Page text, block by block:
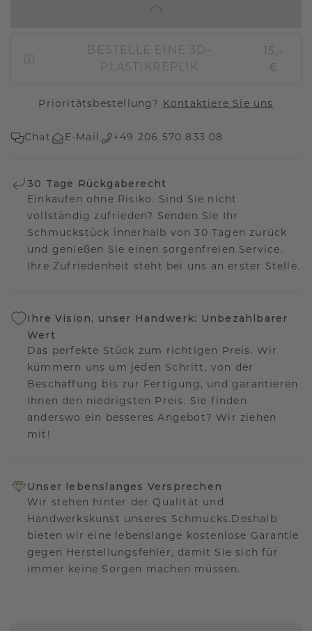
BESTELLE EINE 3D-
PLASTIKREPLIK
15,-
€
Prioritätsbestellung? Kontaktiere Sie uns
Chat E-Mail +49 206 570 833 08
30 Tage Rückgaberecht
Einkaufen ohne Risiko. Sind Sie nicht
vollständig zufrieden? Senden Sie Ihr
Schmuckstück innerhalb von 30 Tagen zurück
und genießen Sie einen sorgenfreien Service.
Ihre Zufriedenheit steht bei uns an erster Stelle.
Ihre Vision, unser Handwerk: Unbezahlbarer
Wert
Das perfekte Stück zum richtigen Preis. Wir
kümmern uns um jeden Schritt, von der
Beschaffung bis zur Fertigung, und garantieren
Ihnen den niedrigsten Preis. Sie finden
anderswo ein besseres Angebot? Wir ziehen
mit!
Unser lebenslanges Versprechen
Wir stehen hinter der Qualität und
Handwerkskunst unseres Schmucks.Deshalb
bieten wir eine lebenslange kostenlose Garantie
gegen Herstellungsfehler, damit Sie sich für
immer keine Sorgen machen müssen.